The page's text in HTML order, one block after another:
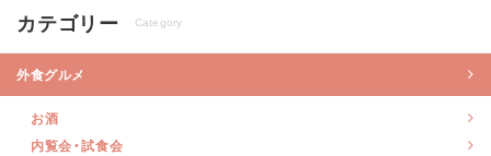
カテゴリー Category
外食グルメ
お酒
内覧会・試食会